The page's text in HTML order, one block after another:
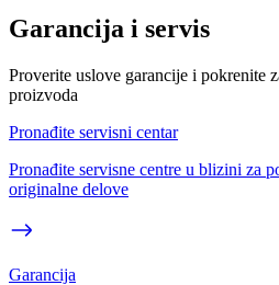
Garancija i servis
Proverite uslove garancije i pokrenite
proizvoda
Pronađite servisni centar
Pronađite servisne centre u blizini za
originalne delove
Garancija